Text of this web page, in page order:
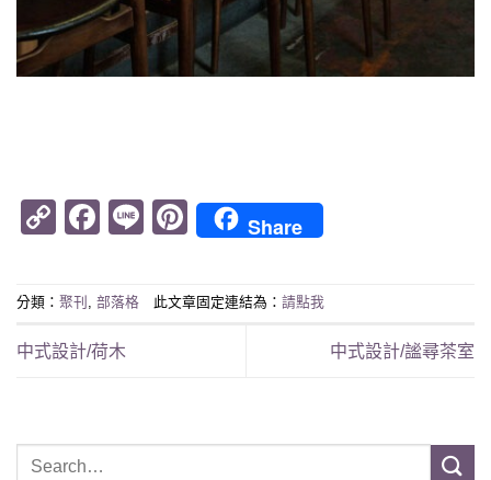
CopyFacebook
LinePinterest
Share
分類： 聚刊 , 部落格 此文章固定連結為： 請點我
中式設計/荷木 中式設計/謐尋茶室